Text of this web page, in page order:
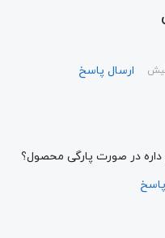
ارسال پاسخ
داره در صورت پارگی محصول؟